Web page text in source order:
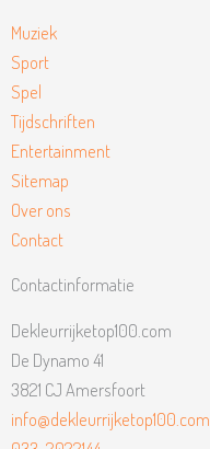
Muziek
Sport
Spel
Tijdschriften
Entertainment
Sitemap
Over ons
Contact
Contactinformatie
Dekleurrijketop100.com
De Dynamo 41
3821 CJ Amersfoort
info@dekleurrijketop100.com